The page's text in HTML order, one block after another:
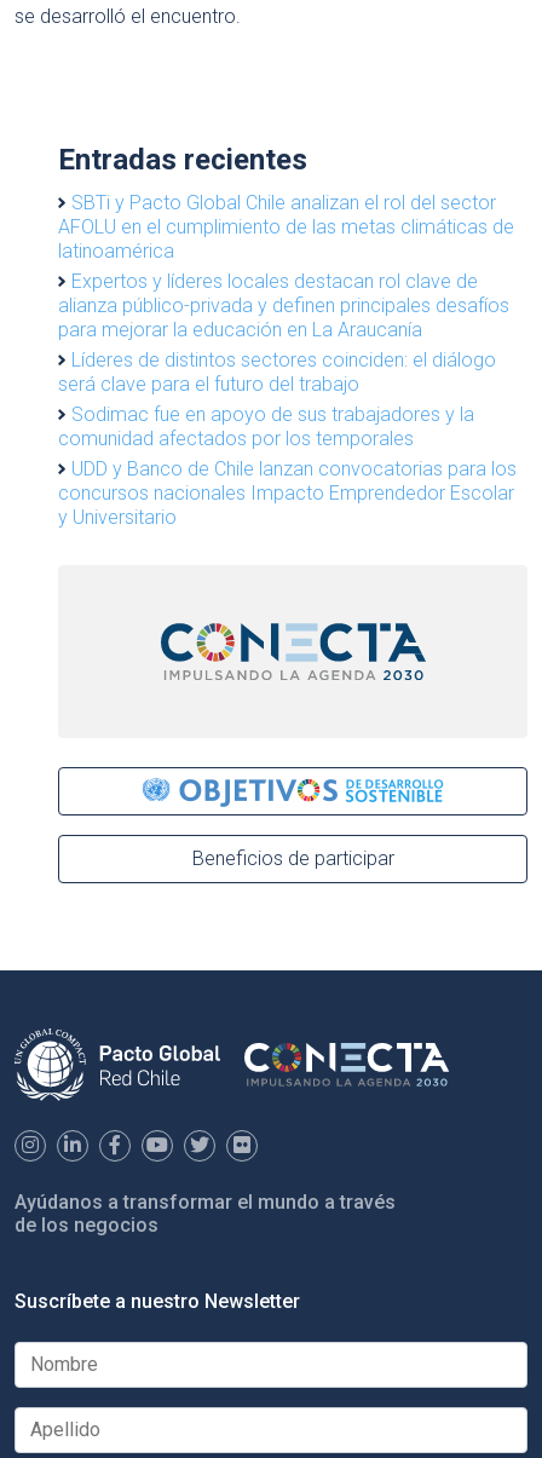
se desarrolló el encuentro.
Entradas recientes
SBTi y Pacto Global Chile analizan el rol del sector
AFOLU en el cumplimiento de las metas climáticas de
latinoamérica
Expertos y líderes locales destacan rol clave de
alianza público-privada y definen principales desafíos
para mejorar la educación en La Araucanía
Líderes de distintos sectores coinciden: el diálogo
será clave para el futuro del trabajo
Sodimac fue en apoyo de sus trabajadores y la
comunidad afectados por los temporales
UDD y Banco de Chile lanzan convocatorias para los
concursos nacionales Impacto Emprendedor Escolar
y Universitario
Beneficios de participar
Ayúdanos a transformar el mundo a través
de los negocios
Suscríbete a nuestro Newsletter